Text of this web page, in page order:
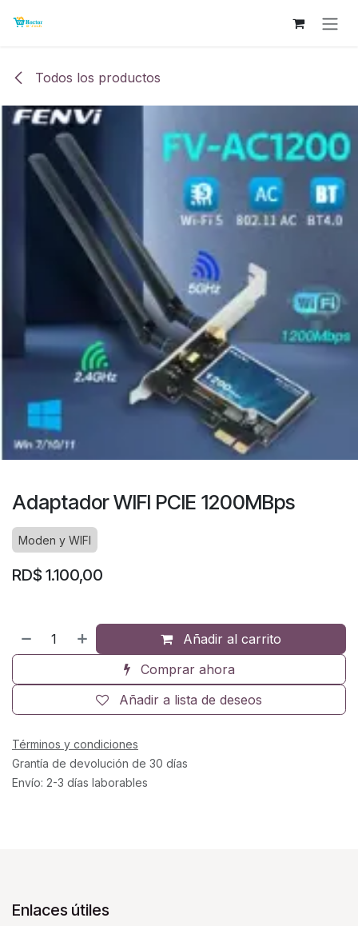
Todos los productos
Adaptador WIFI PCIE 1200MBps
Moden y WIFI
RD$ 1.100,00
Añadir al carrito
Comprar ahora
Añadir a lista de deseos
Términos y condiciones
Grantía de devolución de 30 días
Envío: 2-3 días laborables
Enlaces útiles